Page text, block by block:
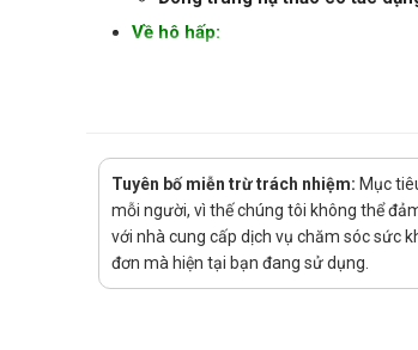
Về hô hấp:
Với ung thư:
Đông trùng hạ thảo có tác
Hướng dẫn sử dụng đông
Dùng mỗi ngày 2 lần x 1 viên,
Tuyên bố miễn trừ trách nhiệm: Mục
mỗi người, vì thế chúng tôi không thể
với nhà cung cấp dịch vụ chăm sóc sức
đơn mà hiện tại bạn đang sử dụng.